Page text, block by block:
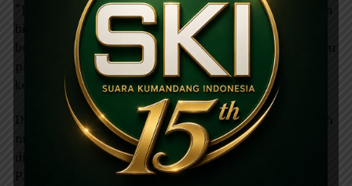
“Jika disesuaikan dengan anggaran yang ada kami hanya
bisa melakukan pekerjaan pemeliharaan seperti jalan
berlubang maupun bergelombang. Dengan harapan agar
para mudik nanti bisa merasa nyaman,”terang Muhtar
kepada suara kumandang.Rabu(16/05/2018).
Dijelaskan pula, beberapa ruas jalan yang ditangani oleh
masing-masing UPDT dengan sistem pemeliharaan
diantaranya ruas Lembeyan-Kawedanan, Magetan-
Parang, Magetan,-Panekan dan Barat-Kartoharjo.